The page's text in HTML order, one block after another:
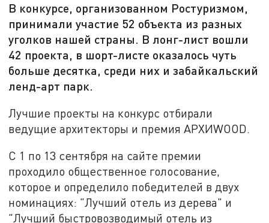
В конкурсе, организованном Ростуризмом,
принимали участие 52 объекта из разных
уголков нашей страны. В лонг-лист вошли
42 проекта, в шорт-листе оказалось чуть
больше десятка, среди них и забайкальский
ленд-арт парк.
Лучшие проекты на конкурс отбирали
ведущие архитекторы и премия АРХИWOOD.
С 1 по 13 сентября на сайте премии
проходило общественное голосование,
которое и определило победителей в двух
номинациях: "Лучший отель из дерева" и
"Лучший быстровозводимый отель из